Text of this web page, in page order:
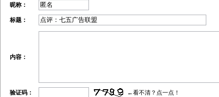
昵称：
标题：
内容：
验证码： ←看不清？点一点！